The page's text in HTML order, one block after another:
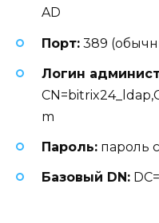
AD
Порт: 389
Логин
m
Пароль: пароль
Базовый DN: